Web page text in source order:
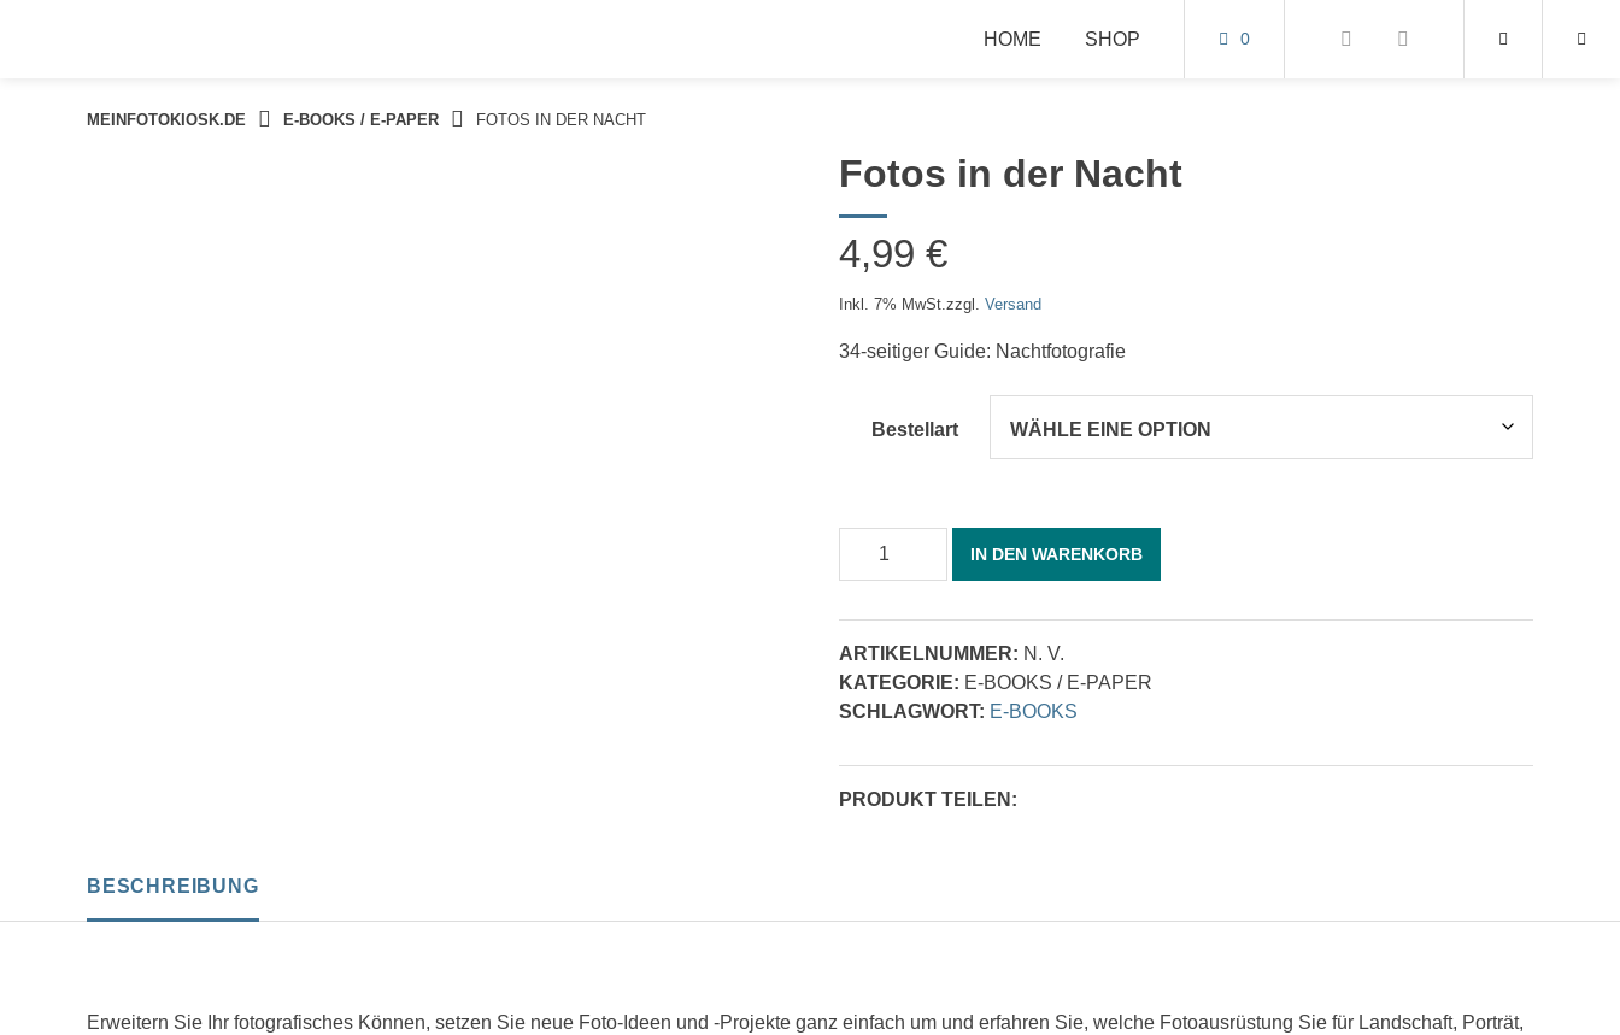
HOME SHOP 0
MEINFOTOKIOSK.DE E-BOOKS / E-PAPER FOTOS IN DER NACHT
Fotos in der Nacht
4,99 €
Inkl. 7% MwSt.zzgl. Versand
34-seitiger Guide: Nachtfotografie
Bestellart
Nacht
Menge
IN DEN WARENKORB
ARTIKELNUMMER: N. V.
KATEGORIE: E-BOOKS / E-PAPER
SCHLAGWORT: E-BOOKS
PRODUKT TEILEN:
BESCHREIBUNG
Erweitern Sie Ihr fotografisches Können, setzen Sie neue Foto-Ideen und -Projekte ganz einfach um und erfahren Sie, welche Fotoausrüstung Sie für Landschaft, Porträt,